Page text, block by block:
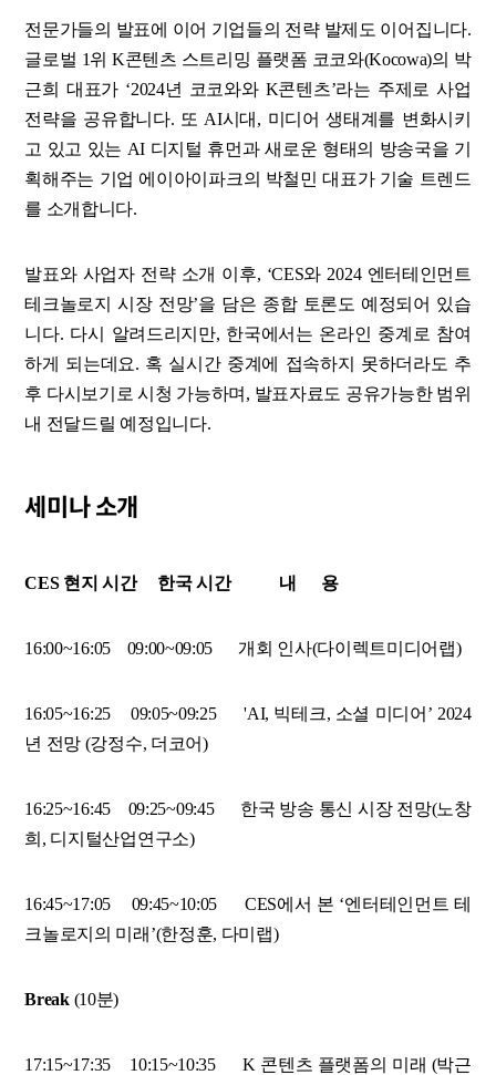
전문가들의 발표에 이어 기업들의 전략 발제도 이어집니다.
글로벌 1위 K콘텐츠 스트리밍 플랫폼 코코와(Kocowa)의 박
근희 대표가 ‘2024년 코코와와 K콘텐츠’라는 주제로 사업
전략을 공유합니다. 또 AI시대, 미디어 생태계를 변화시키
고 있고 있는 AI 디지털 휴먼과 새로운 형태의 방송국을 기
획해주는 기업 에이아이파크의 박철민 대표가 기술 트렌드
를 소개합니다.
발표와 사업자 전략 소개 이후, ‘CES와 2024 엔터테인먼트
테크놀로지 시장 전망’을 담은 종합 토론도 예정되어 있습
니다. 다시 알려드리지만, 한국에서는 온라인 중계로 참여
하게 되는데요. 혹 실시간 중계에 접속하지 못하더라도 추
후 다시보기로 시청 가능하며, 발표자료도 공유가능한 범위
내 전달드릴 예정입니다.
세미나 소개
CES 현지 시간 한국 시간 내 용
16:00~16:05 09:00~09:05 개회 인사(다이렉트미디어랩)
16:05~16:25 09:05~09:25 'AI, 빅테크, 소셜 미디어’ 2024
년 전망 (강정수, 더코어)
16:25~16:45 09:25~09:45 한국 방송 통신 시장 전망(노창
희, 디지털산업연구소)
16:45~17:05 09:45~10:05 CES에서 본 ‘엔터테인먼트 테
크놀로지의 미래’(한정훈, 다미랩)
Break (10분)
17:15~17:35 10:15~10:35 K 콘텐츠 플랫폼의 미래 (박근